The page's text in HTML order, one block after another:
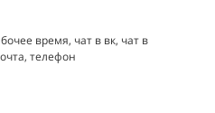
время, чат в вк, чат в
телефон